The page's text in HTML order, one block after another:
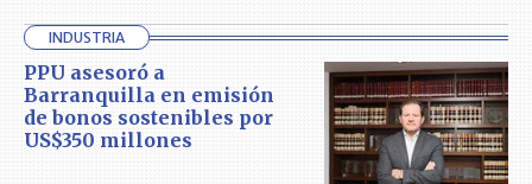
INDUSTRIA
PPU asesoró a
Barranquilla en emisión
de bonos sostenibles por
US$350 millones